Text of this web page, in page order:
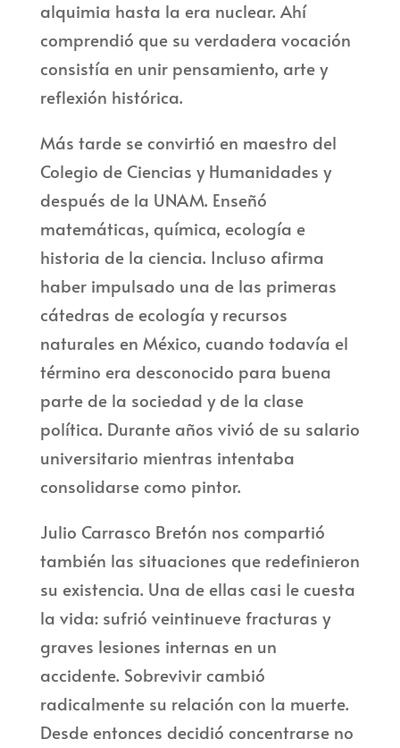
alquimia hasta la era nuclear. Ahí
comprendió que su verdadera vocación
consistía en unir pensamiento, arte y
reflexión histórica.
Más tarde se convirtió en maestro del
Colegio de Ciencias y Humanidades y
después de la UNAM. Enseñó
matemáticas, química, ecología e
historia de la ciencia. Incluso afirma
haber impulsado una de las primeras
cátedras de ecología y recursos
naturales en México, cuando todavía el
término era desconocido para buena
parte de la sociedad y de la clase
política. Durante años vivió de su salario
universitario mientras intentaba
consolidarse como pintor.
Julio Carrasco Bretón nos compartió
también las situaciones que redefinieron
su existencia. Una de ellas casi le cuesta
la vida: sufrió veintinueve fracturas y
graves lesiones internas en un
accidente. Sobrevivir cambió
radicalmente su relación con la muerte.
Desde entonces decidió concentrarse no